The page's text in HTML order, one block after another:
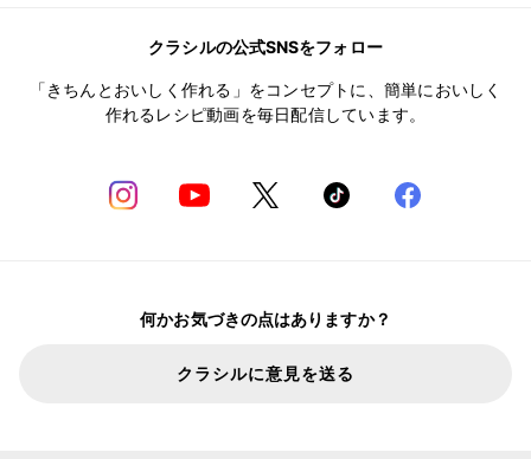
クラシルの公式SNSをフォロー
「きちんとおいしく作れる」をコンセプトに、簡単においしく
作れるレシピ動画を毎日配信しています。
何かお気づきの点はありますか？
クラシルに意見を送る